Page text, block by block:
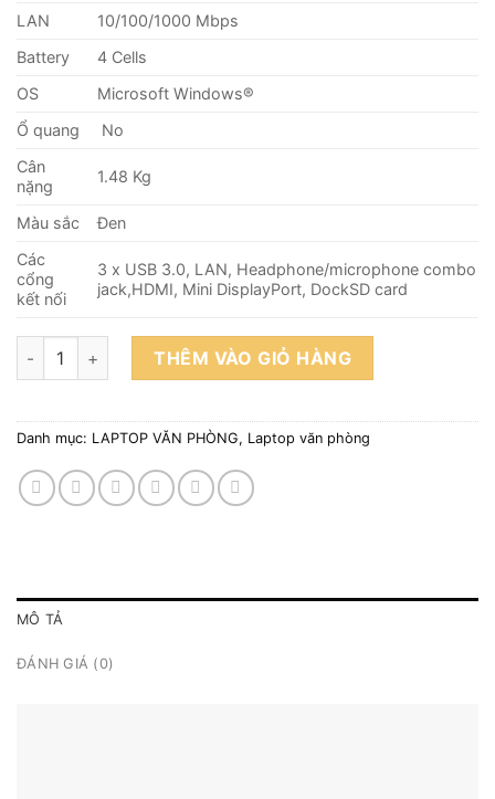
LAN
10/100/1000 Mbps
Battery
4 Cells
OS
Microsoft Windows®
Ổ quang
No
Cân
nặng
1.48 Kg
Màu sắc
Đen
Các
cổng
kết nối
3 x USB 3.0, LAN, Headphone/microphone combo
jack,HDMI, Mini DisplayPort, DockSD card
Laptop Dell Latitude E7470 (I5 6300/8GB/SSD M2 256GB/
THÊM VÀO GIỎ HÀNG
Danh mục: LAPTOP VĂN PHÒNG, Laptop văn phòng
MÔ TẢ
ĐÁNH GIÁ (0)